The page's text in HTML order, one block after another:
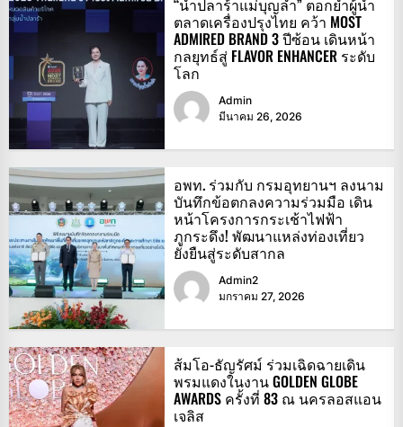
ตลาดเครื่องปรุงไทย คว้า MOST
ADMIRED BRAND 3 ปีซ้อน เดินหน้า
กลยุทธ์สู่ FLAVOR ENHANCER ระดับ
โลก
Admin
มีนาคม 26, 2026
อพท. ร่วมกับ กรมอุทยานฯ ลงนาม
บันทึกข้อตกลงความร่วมมือ เดิน
หน้าโครงการกระเช้าไฟฟ้า
ภูกระดึง! พัฒนาแหล่งท่องเที่ยว
ยั่งยืนสู่ระดับสากล
Admin2
มกราคม 27, 2026
ส้มโอ-ธัญรัศม์ ร่วมเฉิดฉายเดิน
พรมแดงในงาน GOLDEN GLOBE
AWARDS ครั้งที่ 83 ณ นครลอสแอน
เจลิส